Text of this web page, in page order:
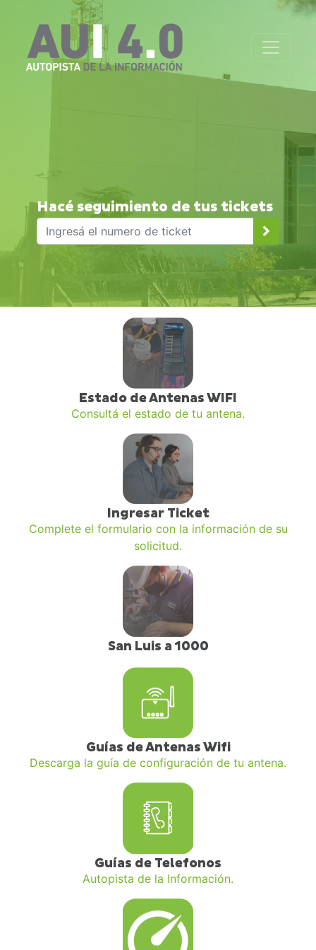
Hacé seguimiento de tus tickets
Estado de Antenas WIFI
Consultá el estado de tu antena.
Ingresar Ticket
Complete el formulario con la información de su
solicitud.
San Luis a 1000
Guías de Antenas Wifi
Descarga la guía de configuración de tu antena.
Guías de Telefonos
Autopista de la Información.